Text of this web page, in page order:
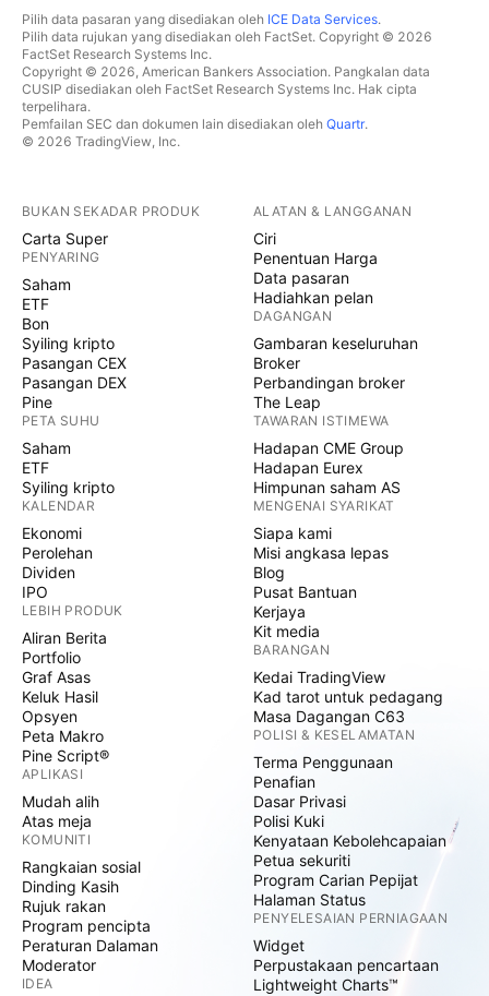
Pilih data pasaran yang disediakan oleh ICE Data Services.
Pilih data rujukan yang disediakan oleh FactSet. Copyright © 2026
FactSet Research Systems Inc.
Copyright © 2026, American Bankers Association. Pangkalan data
CUSIP disediakan oleh FactSet Research Systems Inc. Hak cipta
terpelihara.
Pemfailan SEC dan dokumen lain disediakan oleh Quartr.
© 2026 TradingView, Inc.
BUKAN SEKADAR PRODUK
Carta Super
PENYARING
Saham
ETF
Bon
Syiling kripto
Pasangan CEX
Pasangan DEX
Pine
PETA SUHU
Saham
ETF
Syiling kripto
KALENDAR
Ekonomi
Perolehan
Dividen
IPO
LEBIH PRODUK
Aliran Berita
Portfolio
Graf Asas
Keluk Hasil
Opsyen
Peta Makro
Pine Script®
APLIKASI
Mudah alih
Atas meja
KOMUNITI
Rangkaian sosial
Dinding Kasih
Rujuk rakan
Program pencipta
Peraturan Dalaman
Moderator
IDEA
ALATAN & LANGGANAN
Ciri
Penentuan Harga
Data pasaran
Hadiahkan pelan
DAGANGAN
Gambaran keseluruhan
Broker
Perbandingan broker
The Leap
TAWARAN ISTIMEWA
Hadapan CME Group
Hadapan Eurex
Himpunan saham AS
MENGENAI SYARIKAT
Siapa kami
Misi angkasa lepas
Blog
Pusat Bantuan
Kerjaya
Kit media
BARANGAN
Kedai TradingView
Kad tarot untuk pedagang
Masa Dagangan C63
POLISI & KESELAMATAN
Terma Penggunaan
Penafian
Dasar Privasi
Polisi Kuki
Kenyataan Kebolehcapaian
Petua sekuriti
Program Carian Pepijat
Halaman Status
PENYELESAIAN PERNIAGAAN
Widget
Perpustakaan pencartaan
Lightweight Charts™